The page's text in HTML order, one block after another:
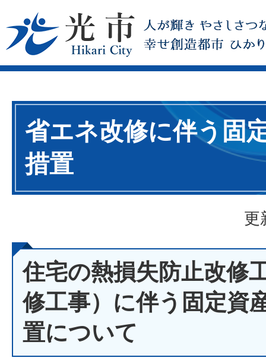
省エネ改修に伴う固
措置
更
住宅の熱損失防止改修
修工事）に伴う固定資
置について